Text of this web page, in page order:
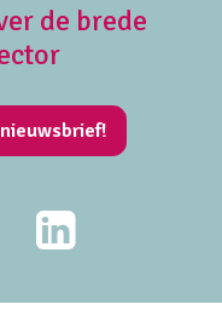
de brede
FacebookLinkedIn